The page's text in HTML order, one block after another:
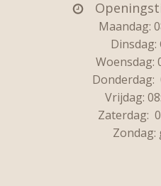
Maandag:
Dinsdag:
Woensdag:
Donderdag:
Vrijdag:
Zaterdag:
Zondag: